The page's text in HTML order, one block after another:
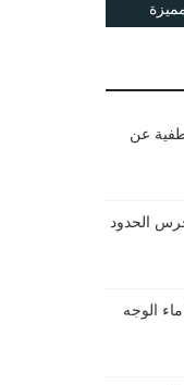
عن
الحدود
الوجه